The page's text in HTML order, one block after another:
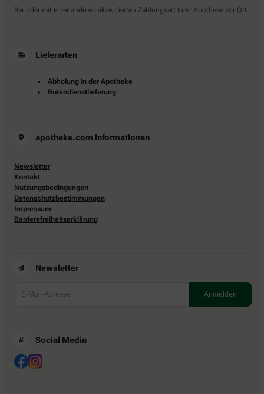
Bar oder mit einer anderen akzeptierten Zahlungsart Ihrer Apotheke vor Ort.
Lieferarten
Abholung in der Apotheke
Botendienstlieferung
apotheke.com Informationen
Newsletter
Kontakt
Nutzungsbedingungen
Datenschutzbestimmungen
Impressum
Barrierefreiheitserklärung
Newsletter
Social Media